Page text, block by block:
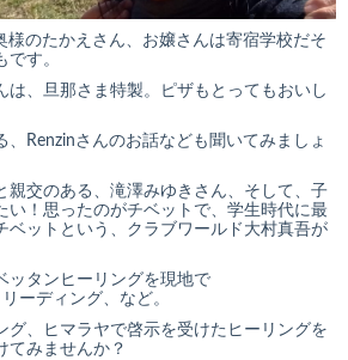
様のたかえさん、お嬢さんは寄宿学校だそ
です。
は、旦那さま特製。ピザもとってもおいし
、Renzinさんのお話なども聞いてみましょ
親交のある、滝澤みゆきさん、そして、子
い！思ったのがチベットで、学生時代に最
ベットという、クラブワールド大村真吾が
ッタンヒーリングを現地で
ーディング、など。
グ、ヒマラヤで啓示を受けたヒーリングを
てみませんか？